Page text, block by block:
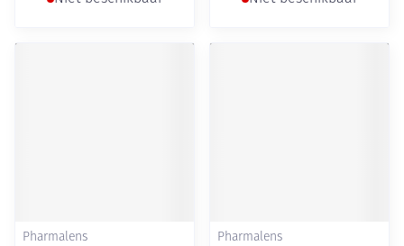
Pharmalens Pharmalens